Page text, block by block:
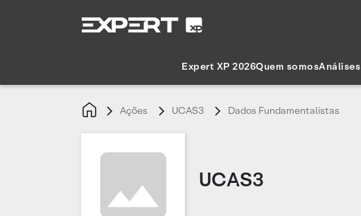
Expert XP 2026Quem somosAnálises
Ações UCAS3 Dados Fundamentalistas
UCAS3